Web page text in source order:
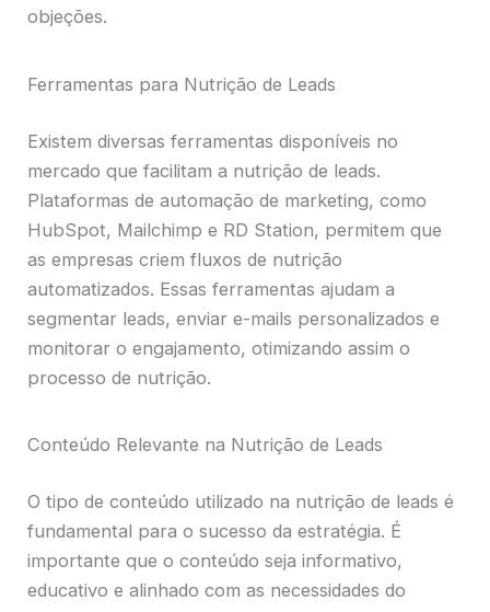
objeções.
Ferramentas para Nutrição de Leads
Existem diversas ferramentas disponíveis no
mercado que facilitam a nutrição de leads.
Plataformas de automação de marketing, como
HubSpot, Mailchimp e RD Station, permitem que
as empresas criem fluxos de nutrição
automatizados. Essas ferramentas ajudam a
segmentar leads, enviar e-mails personalizados e
monitorar o engajamento, otimizando assim o
processo de nutrição.
Conteúdo Relevante na Nutrição de Leads
O tipo de conteúdo utilizado na nutrição de leads é
fundamental para o sucesso da estratégia. É
importante que o conteúdo seja informativo,
educativo e alinhado com as necessidades do